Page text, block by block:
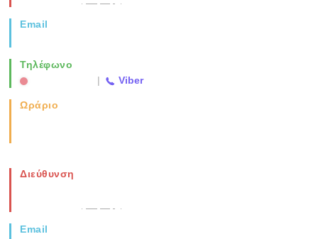
Email
Τηλέφωνο
| Viber
Ωράριο
Διεύθυνση
Email